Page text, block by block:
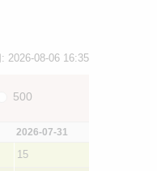
2026-08-06 16:35
500
2026-07-31
15